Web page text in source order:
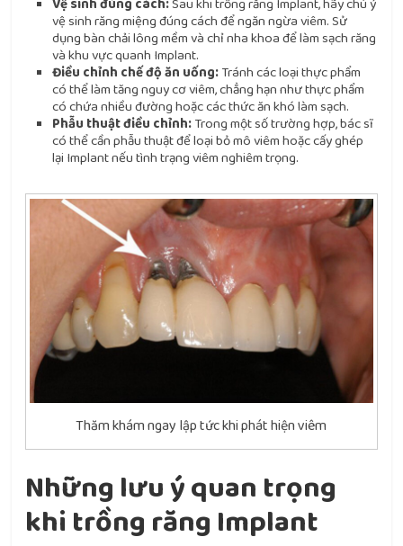
Vệ sinh đúng cách:Sau khi trồng răng Implant, hãy chú ý
vệ sinh răng miệng đúng cách để ngăn ngừa viêm. Sử
dụng bàn chải lông mềm và chỉ nha khoa để làm sạch răng
và khu vực quanh Implant.
Điều chỉnh chế độ ăn uống:Tránh các loại thực phẩm
có thể làm tăng nguy cơ viêm, chẳng hạn như thực phẩm
có chứa nhiều đường hoặc các thức ăn khó làm sạch.
Phẫu thuật điều chỉnh:Trong một số trường hợp, bác sĩ
có thể cần phẫu thuật để loại bỏ mô viêm hoặc cấy ghép
lại Implant nếu tình trạng viêm nghiêm trọng.
Thăm khám ngay lập tức khi phát hiện viêm
Những lưu ý quan trọng
khi trồng răng Implant